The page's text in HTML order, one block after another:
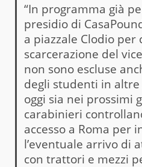
“In programma già
presidio di
a piazzale Clodio per
scarcerazione del
non sono escluse
degli studenti in altre
oggi sia nei prossimi
carabinieri
accesso a Roma per
l’eventuale arrivo di
con trattori e mezzi